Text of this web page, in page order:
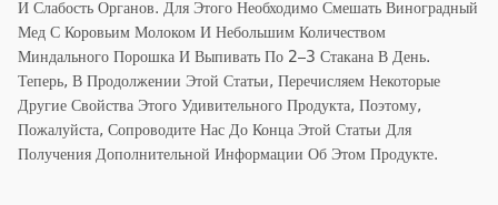
И Слабость Органов. Для Этого Необходимо Смешать Виноградный
Мед С Коровьим Молоком И Небольшим Количеством
Миндального Порошка И Выпивать По 2–3 Стакана В День.
Теперь, В Продолжении Этой Статьи, Перечисляем Некоторые
Другие Свойства Этого Удивительного Продукта, Поэтому,
Пожалуйста, Сопроводите Нас До Конца Этой Статьи Для
Получения Дополнительной Информации Об Этом Продукте.